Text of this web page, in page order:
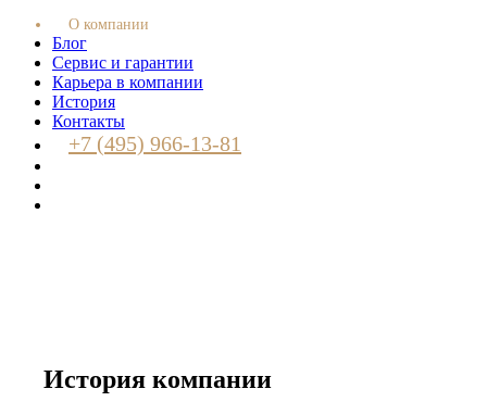
О компании
Блог
Сервис и гарантии
Карьера в компании
История
Контакты
+7 (495) 966-13-81
История компании